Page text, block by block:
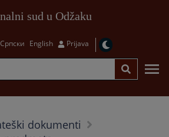
sud u Odžaku
Српски English Prijava
dokumenti